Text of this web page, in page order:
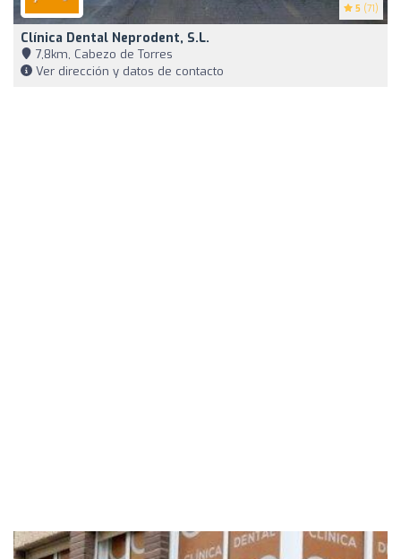
5 (71)
Clínica Dental Neprodent, S.L.
7,8km, Cabezo de Torres
Ver dirección y datos de contacto